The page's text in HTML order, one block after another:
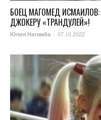
БОЕЦ МАГОМЕД
ДЖОКЕРУ «ТРАНДУЛЕЙ»!
Юлия Натямба - 07.10.2022